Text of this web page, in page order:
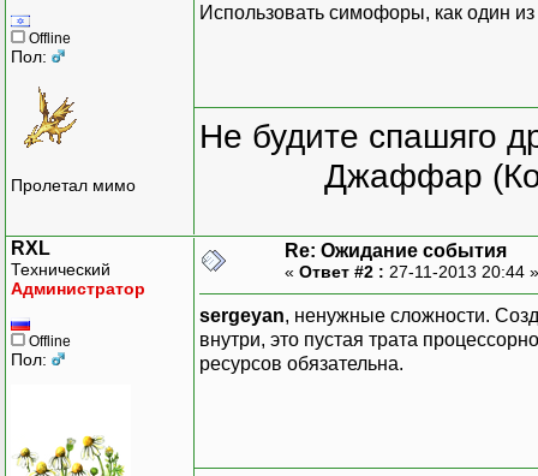
void mymetod()
Offline
Пол:
Пролетал мимо
Использовать симофоры, как один
Не будите спашяго
Джаффар
RXL
Технический
Администратор
Offline
Пол:
Re: Ожидание события
« Ответ #2 : 27-11-2013 20:44
sergeyan, ненужные сложности.
внутри, это пустая трата
ресурсов обязательна.